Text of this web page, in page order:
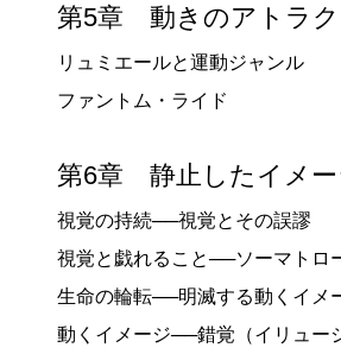
第5章 動きのアトラク
リュミエールと運動ジャンル
ファントム・ライド
第6章 静止したイメー
視覚の持続──視覚とその誤謬
視覚と戯れること──ソーマトロ
生命の輪転──明滅する動くイメ
動くイメージ──錯覚（イリュー